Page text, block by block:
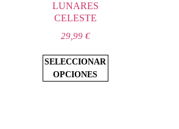
LUNARES
CELESTE
29,99 €
SELECCIONAR
OPCIONES